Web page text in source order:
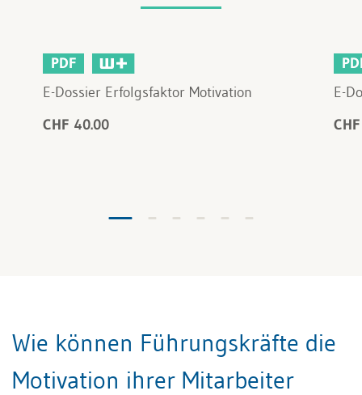
PDF
E-Dossier Erfolgsfaktor Motivation
CHF 40.00
E-
Wie können Führungskräfte die
Motivation ihrer Mitarbeiter